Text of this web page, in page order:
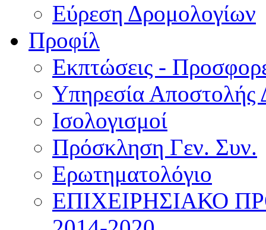
Εύρεση Δρομολογίων
Προφίλ
Εκπτώσεις -
Υπηρεσία Αποστολής
Ισολογισμοί
Πρόσκληση Γεν. Συν.
Ερωτηματολόγιο
ΕΠΙΧΕΙΡΗΣΙΑΚΟ